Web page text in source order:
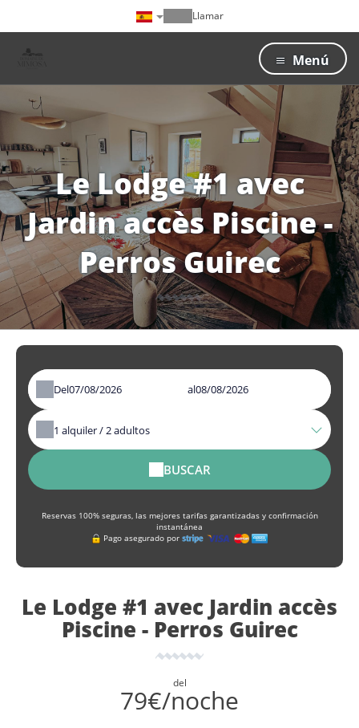
Llamar
Menú
Le Lodge #1 avec
Jardin accès Piscine -
Perros Guirec
Del al
1 alquiler /2adultos
BUSCAR
Reservas 100% seguras, las mejores tarifas garantizadas y confirmación
instantánea
Pago asegurado por
Le Lodge #1 avec Jardin accès
Piscine - Perros Guirec
del
79€/noche